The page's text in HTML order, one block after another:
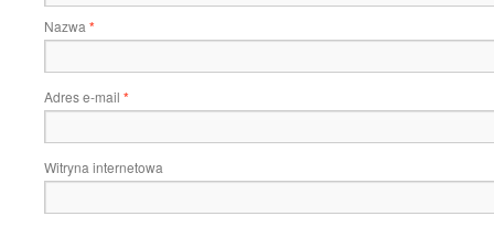
Nazwa *
Adres e-mail *
Witryna internetowa